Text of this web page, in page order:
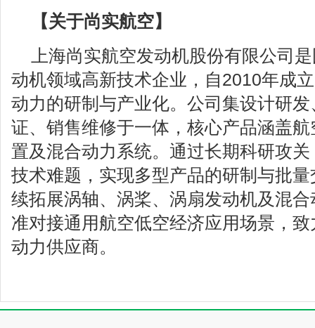
【关于尚实航空】
上海尚实航空发动机股份有限公司
动机领域高新技术企业，自2010年成
动力的研制与产业化。公司集设计研
证、销售维修于一体，核心产品涵盖
置及混合动力系统。通过长期科研攻
技术难题，实现多型产品的研制与批
续拓展涡轴、涡桨、涡扇发动机及混
准对接通用航空低空经济应用场景，
动力供应商。